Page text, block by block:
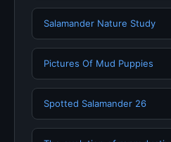
Salamander Nature Study
Pictures Of Mud Puppies
Spotted Salamander 26